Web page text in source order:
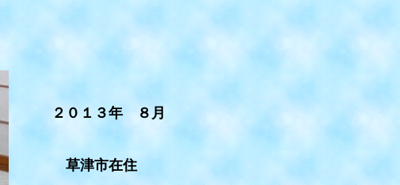
２０１３年 ８月
草津市在住